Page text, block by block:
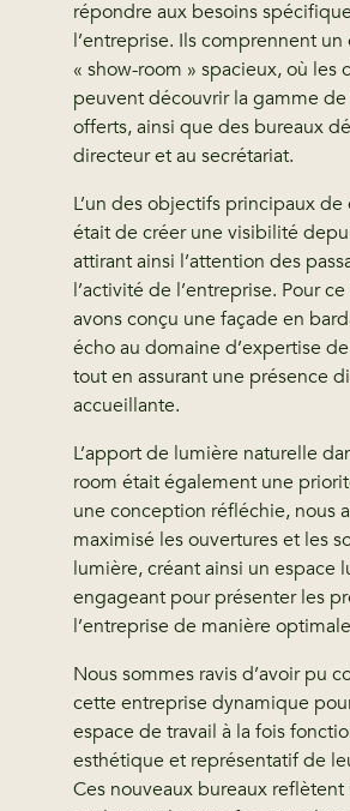
répondre aux besoins
l’entreprise. Ils comprennent un
« show-room » spacieux, où les
peuvent découvrir la gamme
offerts, ainsi que des bureaux
directeur et au secrétariat.
L’un des objectifs principaux
était de créer une visibilité
attirant ainsi l’attention des
l’activité de l’entreprise. Pour
avons conçu une façade en
écho au domaine d’expertise
tout en assurant une présence
accueillante.
L’apport de lumière naturelle
room était également une
une conception réfléchie, nous
maximisé les ouvertures et les
lumière, créant ainsi un espace
engageant pour présenter les
l’entreprise de manière
Nous sommes ravis d’avoir pu
cette entreprise dynamique
espace de travail à la fois
esthétique et représentatif de
Ces nouveaux bureaux reflètent